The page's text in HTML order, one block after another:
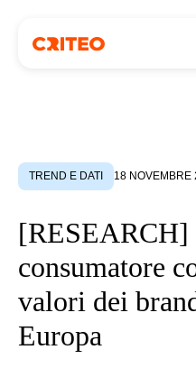
TREND E DATI 18 NOVEMBRE
[RESEARCH]
consumatore
valori dei
Europa